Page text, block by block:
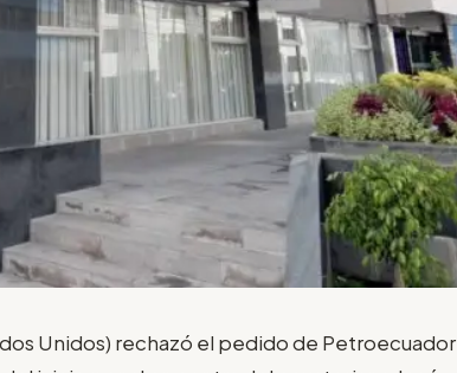
Unidos) rechazó el pedido de Petroecuador